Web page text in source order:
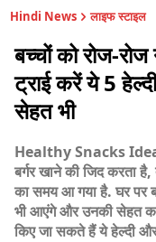
Hindi News लाइफ स्टाइल
बच्चों को रोज-
ट्राई करें ये 5
सेहत भी
Healthy Snacks
बर्गर खाने की जिद करता
का समय आ गया है. घर पर
भी आएंगे और उनकी सेहत का
किए जा सकते हैं ये हेल्दी